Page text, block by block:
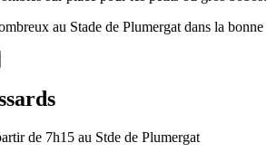
au Stade de Plumergat dans la
de 7h15 au Stde de Plumergat